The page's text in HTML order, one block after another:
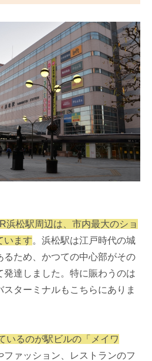
浜松駅周辺は、市内最大のショ
います。浜松駅は江戸時代の城
るため、かつての中心部がその
発達しました。特に賑わうのは
ターミナルもこちらにありま
いるのが駅ビルの「メイワ
ファッション、レストランのフ